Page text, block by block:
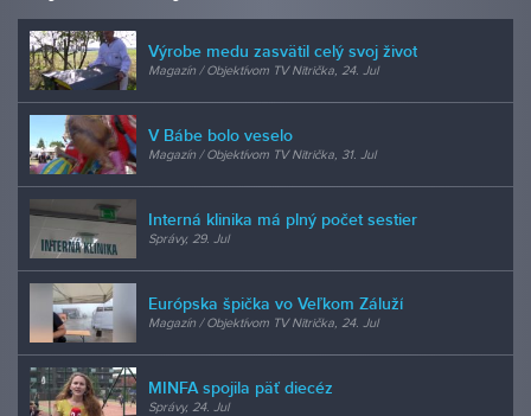
Výrobe medu zasvätil celý svoj život
Magazín / Objektívom TV Nitrička, 24. Jul
V Bábe bolo veselo
Magazín / Objektívom TV Nitrička, 31. Jul
Interná klinika má plný počet sestier
Správy, 29. Jul
Európska špička vo Veľkom Záluží
Magazín / Objektívom TV Nitrička, 24. Jul
MINFA spojila päť diecéz
Správy, 24. Jul